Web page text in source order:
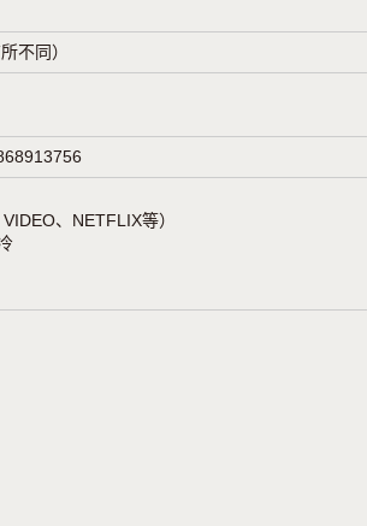
不同）
、NETFLIX等）